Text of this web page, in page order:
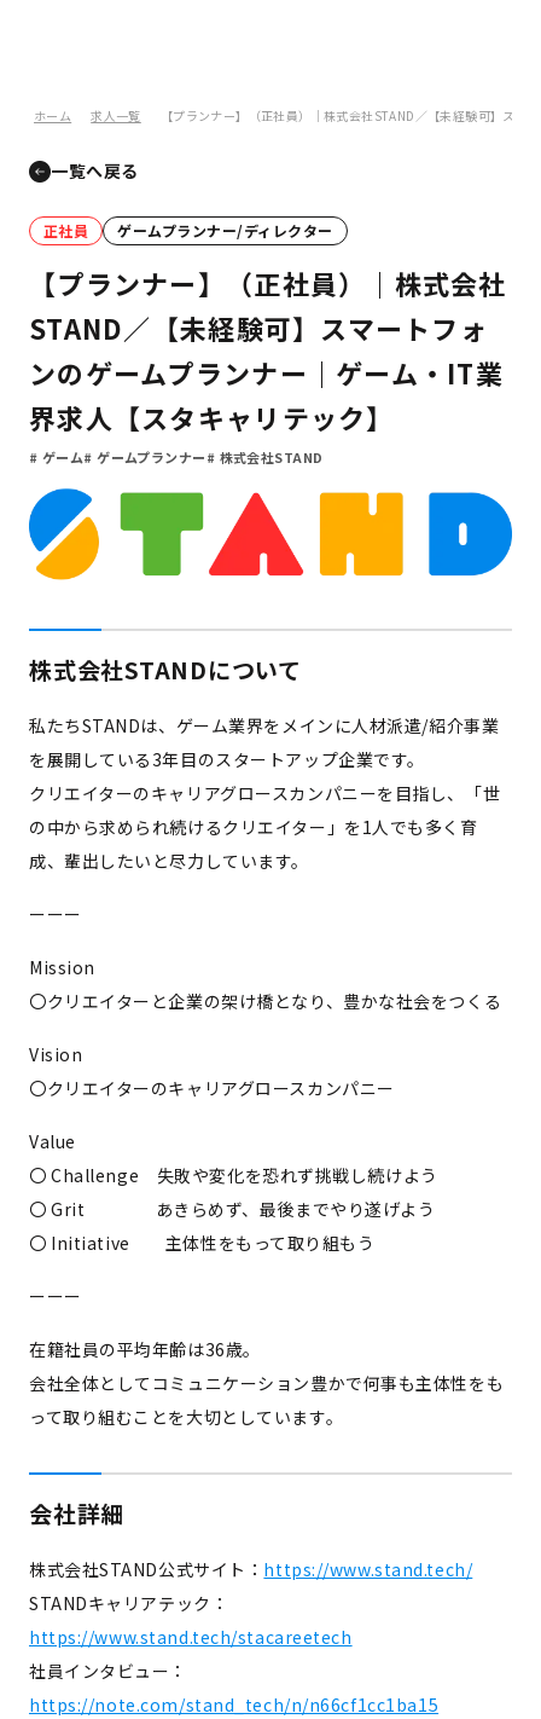
ホーム 求人一覧 【プランナー】（正社員）｜株式会社STAND／【未経験可】ス
一覧へ戻る
正社員 ゲームプランナー/ディレクター
【プランナー】（正社員）｜株式会社
STAND／【未経験可】スマートフォ
ンのゲームプランナー｜ゲーム・IT業
界求人【スタキャリテック】
ゲーム ゲームプランナー 株式会社STAND
株式会社STANDについて
私たちSTANDは、ゲーム業界をメインに人材派遣/紹介事業
を展開している3年目のスタートアップ企業です。
クリエイターのキャリアグロースカンパニーを目指し、「世
の中から求められ続けるクリエイター」を1人でも多く育
成、輩出したいと尽力しています。
ーーー
Mission
〇クリエイターと企業の架け橋となり、豊かな社会をつくる
Vision
〇クリエイターのキャリアグロースカンパニー
Value
〇 Challenge 失敗や変化を恐れず挑戦し続けよう
〇 Grit あきらめず、最後までやり遂げよう
〇 Initiative 主体性をもって取り組もう
ーーー
在籍社員の平均年齢は36歳。
会社全体としてコミュニケーション豊かで何事も主体性をも
って取り組むことを大切としています。
会社詳細
株式会社STAND公式サイト： https://www.stand.tech/
STANDキャリアテック：
https://www.stand.tech/stacareetech
社員インタビュー：
https://note.com/stand_tech/n/n66cf1cc1ba15